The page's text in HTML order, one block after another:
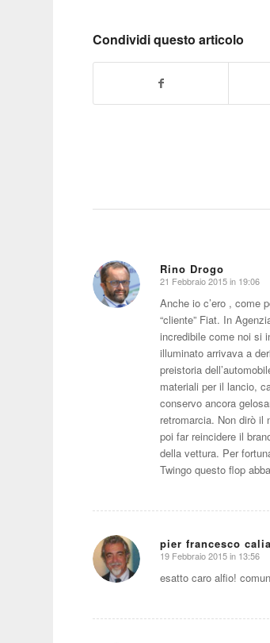
Condividi questo articolo
Rino Drogo
dice:
21 Febbraio 2015 in 19:06
Anche io c’ero , come
“cliente” Fiat. In
incredibile come noi si
illuminato arrivava a
preistoria
materiali per il lancio,
conservo ancora
retromarcia. Non dirò
poi far reincidere il
della vettura. Per
Twingo questo flop
pier francesco
dice:
19 Febbraio 2015 in 13:56
esatto caro alfio!